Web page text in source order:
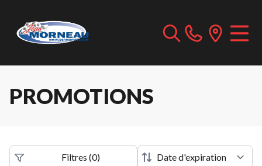
PROMOTIONS
Filtres (0)